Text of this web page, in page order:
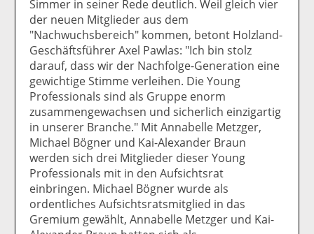
il
n
e d
n
Simmer in seiner Rede deutlich. Weil gleich vier
der neuen Mitglieder aus dem
"Nachwuchsbereich" kommen, betont Holzland-
Geschäftsführer Axel Pawlas: "Ich bin stolz
darauf, dass wir der Nachfolge-Generation eine
gewichtige Stimme verleihen. Die Young
Professionals sind als Gruppe enorm
zusammengewachsen und sicherlich einzigartig
in unserer Branche." Mit Annabelle Metzger,
Michael Bögner und Kai-Alexander Braun
werden sich drei Mitglieder dieser Young
Professionals mit in den Aufsichtsrat
einbringen. Michael Bögner wurde als
ordentliches Aufsichtsratsmitglied in das
Gremium gewählt, Annabelle Metzger und Kai-